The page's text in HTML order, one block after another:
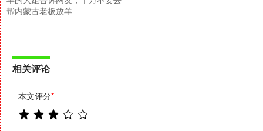
帮内蒙古老板放羊
相关评论
本文评分*